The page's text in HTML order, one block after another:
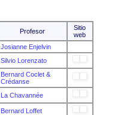
Profesor
Sitio
web
Josianne Enjelvin
Silvio Lorenzato
Bernard Coclet &
Crédanse
La Chavannée
Bernard Loffet